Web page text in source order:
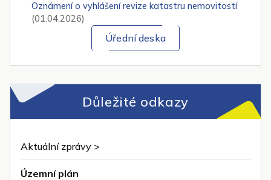
Oznámení o vyhlášení revize katastru nemovitostí
(01.04.2026)
Úřední deska
Důležité odkazy
Aktuální zprávy >
Územní plán